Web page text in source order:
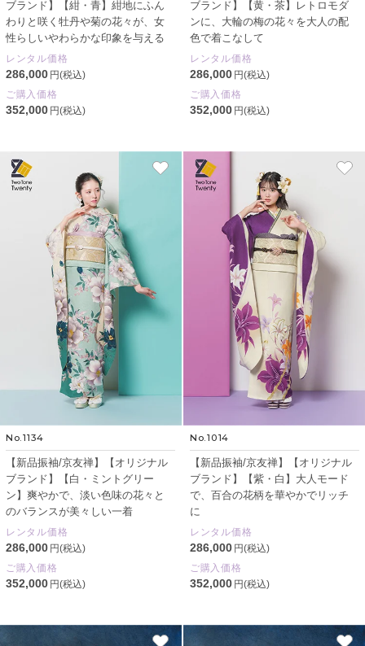
ブランド】【紺・青】紺地にふん
わりと咲く牡丹や菊の花々が、女
性らしいやわらかな印象を与える
レンタル価格
286,000 円(税込)
ご購入価格
352,000 円(税込)
ブランド】【黄・茶】レトロモダ
ンに、大輪の梅の花々を大人の配
色で着こなして
レンタル価格
286,000 円(税込)
ご購入価格
352,000 円(税込)
No.1134
【新品振袖/京友禅】【オリジナル
ブランド】【白・ミントグリー
ン】爽やかで、淡い色味の花々と
のバランスが美々しい一着
レンタル価格
286,000 円(税込)
ご購入価格
352,000 円(税込)
No.1014
【新品振袖/京友禅】【オリジナル
ブランド】【紫・白】大人モード
で、百合の花柄を華やかでリッチ
に
レンタル価格
286,000 円(税込)
ご購入価格
352,000 円(税込)